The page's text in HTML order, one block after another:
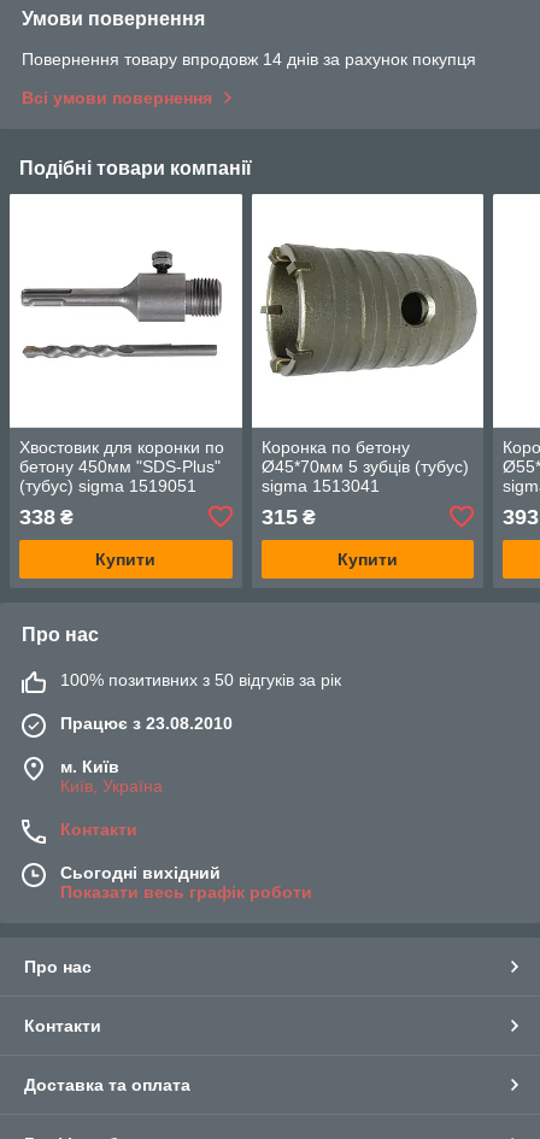
Умови повернення
Повернення товару впродовж 14 днів за рахунок покупця
Всі умови повернення
Подібні товари компанії
Хвостовик для коронки по
бетону 450мм "SDS-Plus"
(тубус) sigma 1519051
338 ₴
Купити
Коронка по бетону
Ø45*70мм 5 зубців (тубус)
sigma 1513041
315₴
Купити
393
Про нас
100% позитивних з 50 відгуків за рік
Працює з 23.08.2010
м. Київ
Київ, Україна
Контакти
Сьогодні вихідний
Показати весь графік роботи
Про нас
Контакти
Доставка та оплата